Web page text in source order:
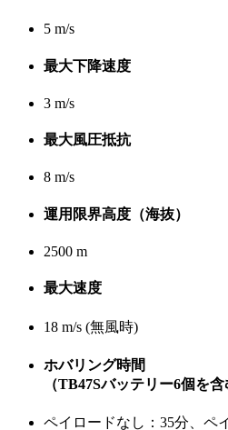
5 m/s
最大下降速度
3 m/s
最大風圧抵抗
8 m/s
運用限界高度（海抜）
2500 m
最大速度
18 m/s (無風時)
ホバリング時間
（TB47Sバッテリー6個を含
ペイロードなし：35分、ペ